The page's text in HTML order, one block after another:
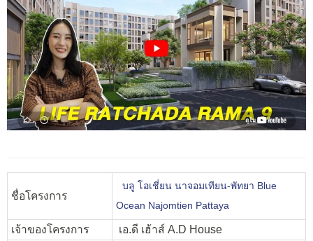
ชื่อโครงการ
บลู โอเชี่ยน นาจอมเทียน-พัทยา Blue
Ocean Najomtien Pattaya
เจ้าของโครงการ
เอ.ดี เฮ้าส์ A.D House